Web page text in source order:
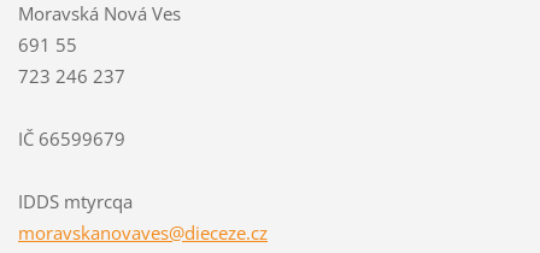
Moravská Nová Ves
691 55
723 246 237
IČ 66599679
IDDS mtyrcqa
moravskanovaves@dieceze.cz